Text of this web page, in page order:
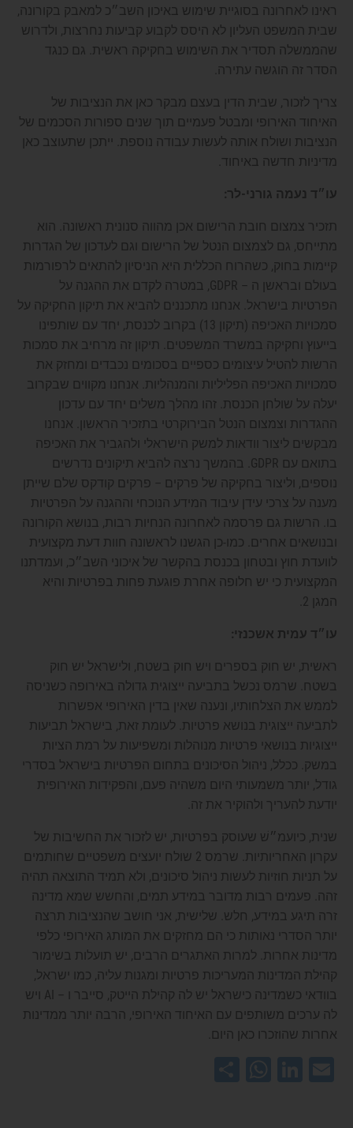
ראינו לאחרונה בסוגיית שימוש באיכון השב״כ למאבק בקורונה,
שבית המשפט העליון לא היסס לקבוע קביעות נחרצות, ולדרוש
שהממשלה תסדיר את השימוש בחקיקה ראשית. גם כנגד
הסדר זה הוגשה עתירה.
צריך לזכור, שבית הדין בעצם מבקר כאן את הנציבות של
האיחוד האירופי ומבטל פעמיים תוך שנים ספורות הסכמים של
הנציבות ושולח אותה לעשות עבודה נוספת. ייתכן שתעוצב כאן
מדיניות חדשה באיחוד.
עו״ד נעמה גורני-לר:
תזכיר צמצום חובת הרישום אכן מהווה סנונית ראשונה. הוא
מתייחס, גם לצמצום הנטל של הרישום וגם לעדכון של הגדרות
קיימות בחוק, כשהרוח הכללית היא הניסיון להתאים לרפורמות
בעולם ובראשן ה – GDPR, במטרה לקדם את ההגנה על
הפרטיות בישראל. אנחנו מתכננים להביא את תיקון החקיקה על
סמכויות האכיפה (תיקון 13) בקרוב לכנסת, יחד עם שותפינו
בייעוץ וחקיקה במשרד המשפטים. תיקון זה מרחיב את סמכות
הרשות להטיל עיצומים כספיים בסכומים נכבדים ומחזק את
סמכויות האכיפה הפליליות והמנהליות. אנחנו מקווים שבקרוב
יעלה על שולחן הכנסת. זהו מהלך משלים יחד עם עדכון
ההגדרות וצמצום הנטל הבירוקרטי בתזכיר הראשון. אנחנו
מבקשים ליצור וודאות למשק הישראלי ולהגביר את האכיפה
בתואם עם GDPR. בהמשך נרצה להביא תיקונים נדרשים
נוספים, וליצור בחקיקה של פרקים – פרקים קודקס שלם שייתן
מענה על צרכי עידן עיבוד המידע הנוכחי וההגנה על הפרטיות
בו. הרשות גם פרסמה לאחרונה הנחיות רבות, בנושא הקורונה
ובנושאים אחרים. כמו-כן הגשנו לראשונה חוות דעת מקצועית
לוועדת חוץ ובטחון בכנסת בהקשר של איכוני השב״כ, ועמדתנו
המקצועית כי יש חלופה אחרת פוגעת פחות בפרטיות והיא
המגן 2.
עו״ד עמית אשכנזי:
ראשית, יש חוק בספרים ויש חוק בשטח, ולישראל יש חוק
בשטח. שרמס נכשל בתביעה ייצוגית גדולה באירופה כשניסה
לממש את הצלחותיו, ונענה שאין בדין האירופי אפשרות
לתביעה ייצוגית בנושא פרטיות. לעומת זאת, בישראל תביעות
ייצוגיות בנושאי פרטיות מנוהלות ומשפיעות על רמת הציות
במשק. ככלל, ניהול הסיכונים בתחום הפרטיות בישראל בסדרי
גודל, יותר משמעותי היום משהיה פעם, והפקידות האירופית
יודעת להעריך ולהוקיר את זה.
שנית, כיועמ״שׁ שעוסק בפרטיות, יש לזכור את החשיבות של
עקרון האחריותיות. שרמס 2 שולח יועצים משפטיים שחותמים
על תניות חוזיות לעשות ניהול סיכונים, ולא תמיד התוצאה תהיה
זהה. פעמים רבות מדובר במידע תמים, והחשש שמא מדינה
זרה תיגע במידע, חלש. שלישית, אני חושב שהנציבות תרצה
יותר הסדרי נאותות כי הם מחזקים את המותג האירופי כלפי
מדינות אחרות. למרות האתגרים הרבים, יש תועלות בשימור
קהילת המדינות המעריכות פרטיות ומגנות עליה, כמו ישראל,
בוודאי כשמדינה כישראל יש לה קהילת הייטק, סייבר ו – AI ויש
לה ערכים משותפים עם האיחוד האירופי, הרבה יותר ממדינות
אחרות שהוזכרו כאן היום.